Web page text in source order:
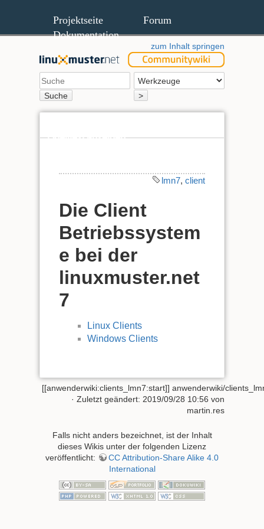
Projektseite
Forum
Dokumentation
zum Inhalt springen
Suche >
Quelltext anzeigen
lmn7, client
Die Client
Betriebssystem
e bei der
linuxmuster.net
7
Linux Clients
Windows Clients
[[anwenderwiki:clients_lmn7:start]]anwenderwiki/
· Zuletzt geändert: 2019/09/28 10:56 von
martin.res
Falls nicht anders bezeichnet, ist der Inhalt
dieses Wikis unter der folgenden Lizenz
veröffentlicht:
CC Attribution-Share Alike 4.0
International